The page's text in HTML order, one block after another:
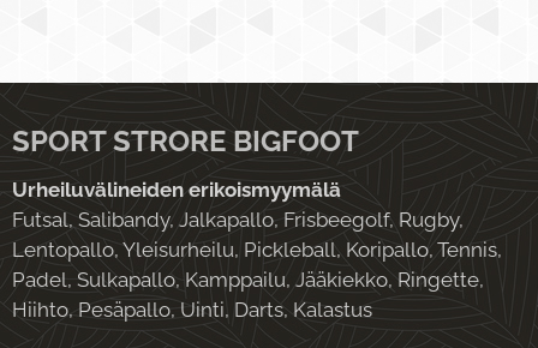
SPORT STRORE BIGFOOT
Urheiluvälineiden erikoismyymälä
Futsal, Salibandy, Jalkapallo, Frisbeegolf, Rugby,
Lentopallo, Yleisurheilu, Pickleball, Koripallo, Tennis,
Padel, Sulkapallo, Kamppailu, Jääkiekko, Ringette,
Hiihto, Pesäpallo, Uinti, Darts, Kalastus